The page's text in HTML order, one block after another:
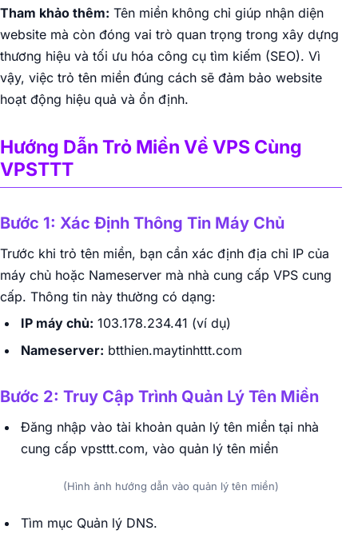
Tham khảo thêm: Tên miền không chỉ giúp nhận diện
website mà còn đóng vai trò quan trọng trong xây dựng
thương hiệu và tối ưu hóa công cụ tìm kiếm (SEO). Vì
vậy, việc trỏ tên miền đúng cách sẽ đảm bảo website
hoạt động hiệu quả và ổn định.
Hướng Dẫn Trỏ Miền Về VPS Cùng
VPSTTT
Bước 1: Xác Định Thông Tin Máy Chủ
Trước khi trỏ tên miền, bạn cần xác định địa chỉ IP của
máy chủ hoặc Nameserver mà nhà cung cấp VPS cung
cấp. Thông tin này thường có dạng:
IP máy chủ: 103.178.234.41 (ví dụ)
Nameserver: btthien.maytinhttt.com
Bước 2: Truy Cập Trình Quản Lý Tên Miền
Đăng nhập vào tài khoản quản lý tên miền tại nhà
cung cấp vpsttt.com, vào quản lý tên miền
(Hình ảnh hướng dẫn vào quản lý tên miền)
Tìm mục Quản lý DNS.